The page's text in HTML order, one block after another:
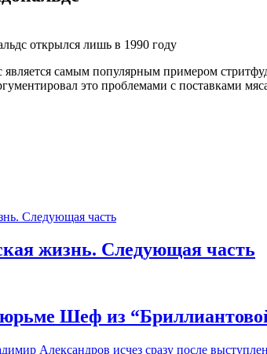
открылся лишь в 1990 году
является самым популярным примером
это проблемами с поставками
жизнь. Следующая часть
Шеф из